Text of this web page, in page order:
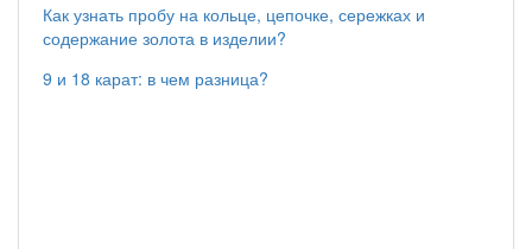
Как узнать пробу на кольце, цепочке, сережках и
содержание золота в изделии?
9 и 18 карат: в чем разница?